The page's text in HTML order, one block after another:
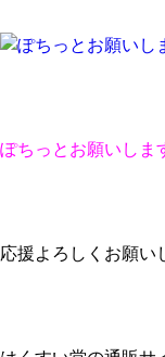
ぽちっとお願いしま
応援よろしくお願い